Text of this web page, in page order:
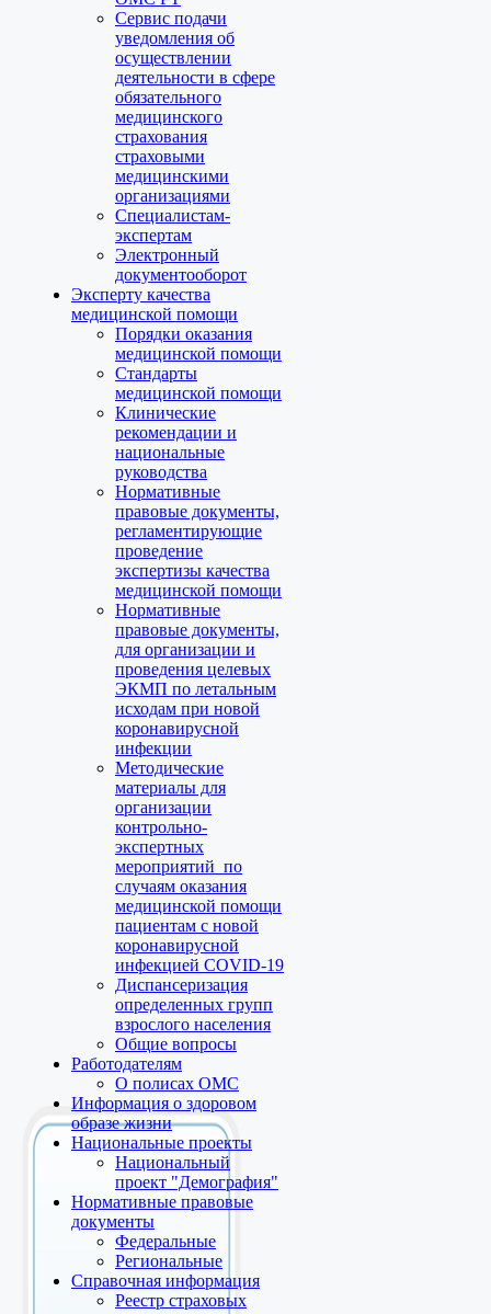
Сервис подачи
уведомления об
осуществлении
деятельности в сфере
обязательного
медицинского
страхования
страховыми
медицинскими
организациями
Специалистам-
экспертам
Электронный
документооборот
Эксперту качества
медицинской помощи
Порядки оказания
медицинской помощи
Стандарты
медицинской помощи
Клинические
рекомендации и
национальные
руководства
Нормативные
правовые документы,
регламентирующие
проведение
экспертизы качества
медицинской помощи
Нормативные
правовые документы,
для организации и
проведения целевых
ЭКМП по летальным
исходам при новой
коронавирусной
инфекции
Методические
материалы для
организации
контрольно-
экспертных
мероприятий по
случаям оказания
медицинской помощи
пациентам с новой
коронавирусной
инфекцией COVID-19
Диспансеризация
определенных групп
взрослого населения
Общие вопросы
Работодателям
О полисах ОМС
Информация о здоровом
образе жизни
Национальные проекты
Национальный
проект "Демография"
Нормативные правовые
документы
Федеральные
Региональные
Справочная информация
Реестр страховых